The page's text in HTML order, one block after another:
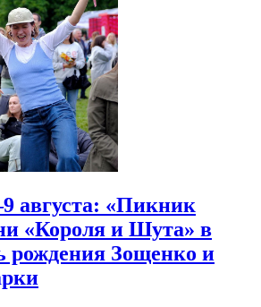
августа: «Пикник
«Короля и Шута» в
рождения Зощенко и